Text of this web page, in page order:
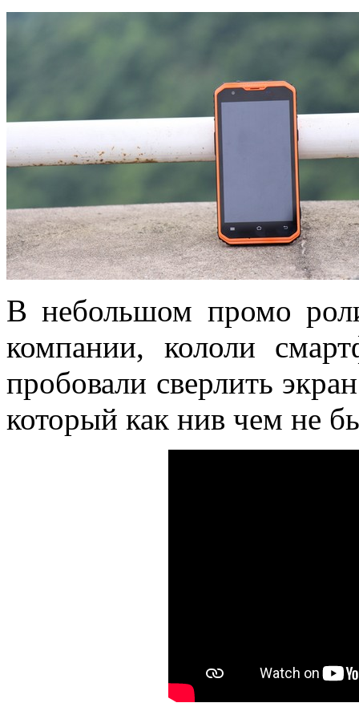
В небольшом промо
компании, кололи
пробовали сверлить
который как нив чем не